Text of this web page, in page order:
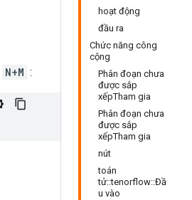
hoạt động
đầu ra
Chức năng công
cộng
Phân đoạn chưa
được sắp
xếpTham gia
Phân đoạn chưa
được sắp
xếpTham gia
nút
toán
tử::tenorflow::Đầ
u vào
N+M :